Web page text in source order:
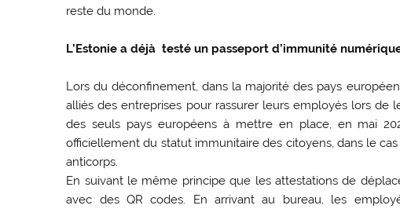
reste du monde.
L’Estonie a déjà testé un passeport d’immunité
Lors du déconfinement, dans la majorité des pays
alliés des entreprises pour rassurer leurs employés lors de
des seuls pays européens à mettre en place, en mai
officiellement du statut immunitaire des citoyens, dans le
anticorps.
En suivant le même principe que les attestations de
avec des QR codes. En arrivant au bureau, les